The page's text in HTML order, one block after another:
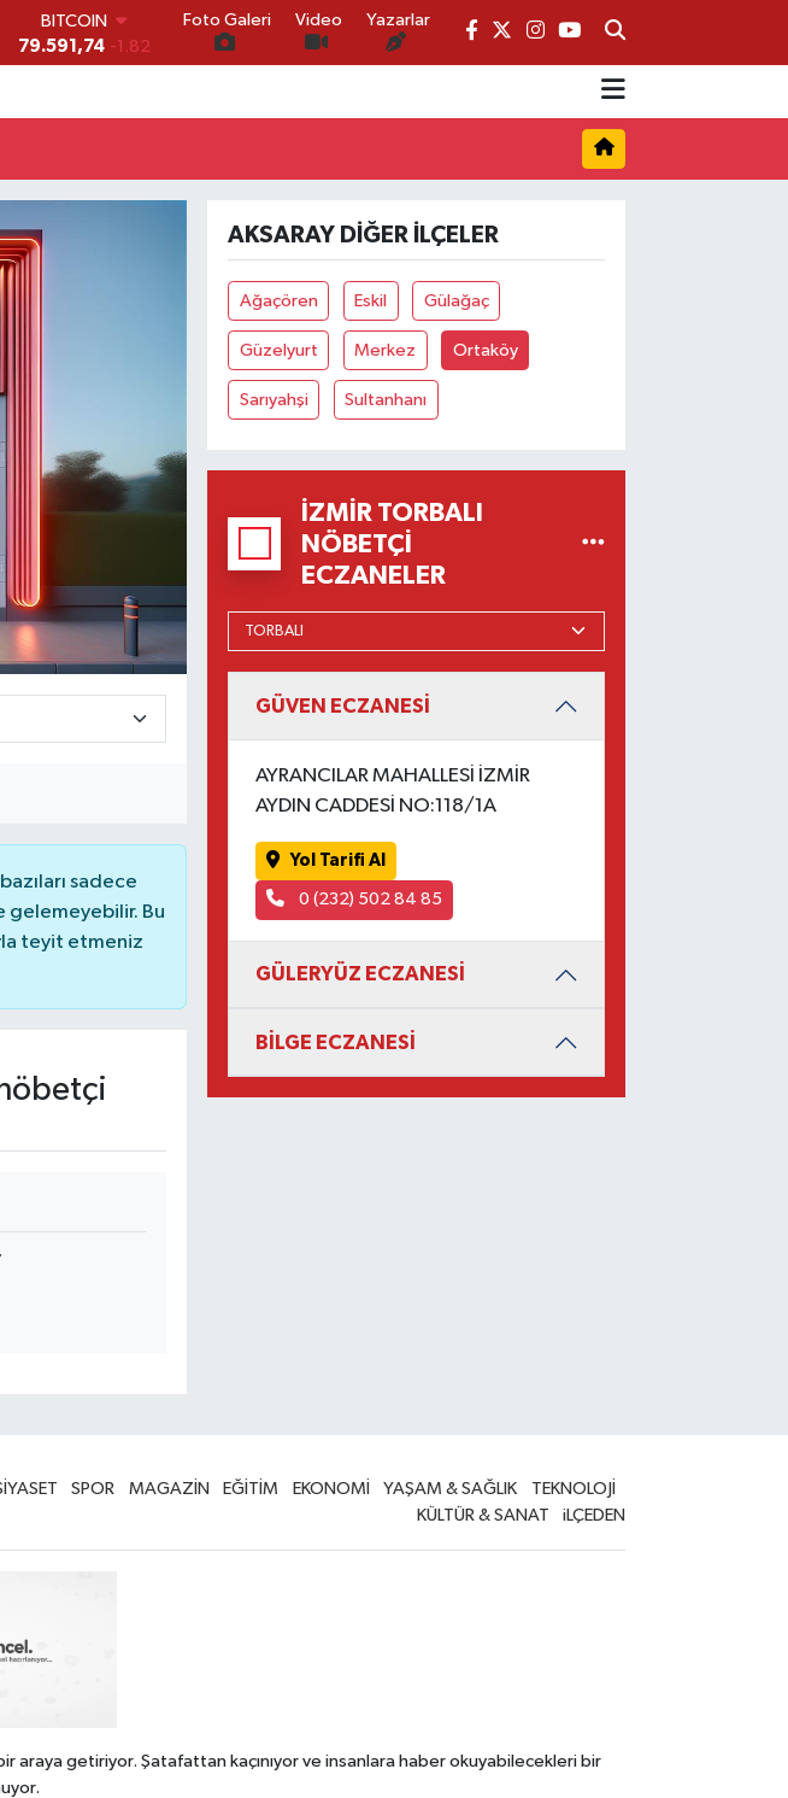
BITCOIN
79.591,74 -1.82
EURO
61,60380 0.18
6862,09000
Foto Galeri Video Yazarlar
sadece
gelemeyebilir. Bu
teyit etmeniz
AKSARAY DIĞER İLÇELER
Ağaçören Eskil Gülağaç
Güzelyurt Merkez Ortaköy
Sarıyahşi Sultanhanı
İZMIR TORBALI
NÖBETÇI
ECZANELER
GÜVEN ECZANESİ
AYRANCILAR MAHALLESİ İZMİR
AYDIN CADDESİ NO:118/1A
Yol Tarifi Al
0 (232) 502 84 85
GÜLERYÜZ ECZANESİ
BİLGE ECZANESİ
SPOR MAGAZİN EĞİTİM EKONOMİ YAŞAM & SAĞLIK
TEKNOLOJİ
KÜLTÜR & SANAT
iLÇEDEN
getiriyor. Şatafattan kaçınıyor ve insanlara haber okuyabilecekleri bir